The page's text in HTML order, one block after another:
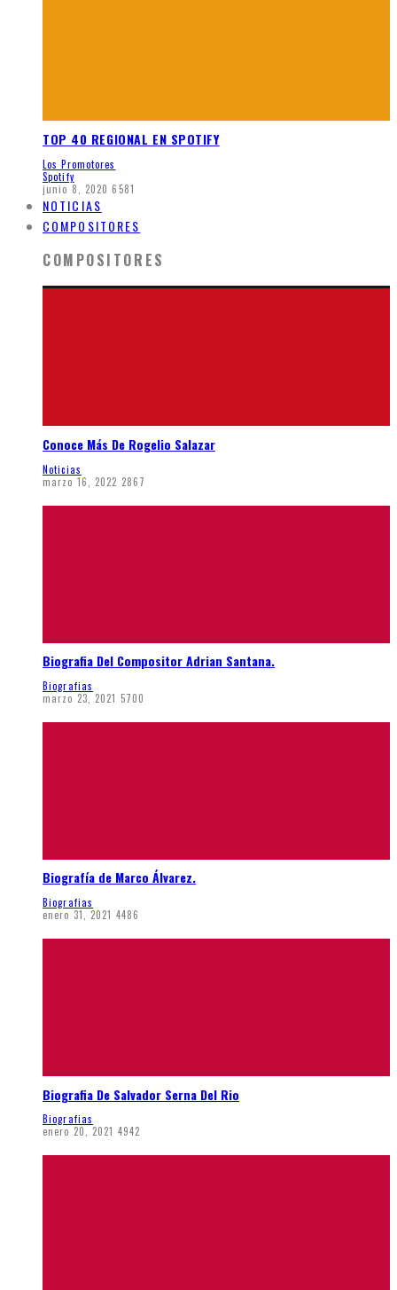
TOP 40 REGIONAL EN SPOTIFY
Los Promotores
Spotify
junio 8, 2020 6581
NOTICIAS
COMPOSITORES
COMPOSITORES
Conoce Más De Rogelio Salazar
Noticias
marzo 16, 2022 2867
Biografia Del Compositor Adrian Santana.
Biografias
marzo 23, 2021 5700
Biografía de Marco Álvarez.
Biografias
enero 31, 2021 4486
Biografia De Salvador Serna Del Rio
Biografias
enero 20, 2021 4942